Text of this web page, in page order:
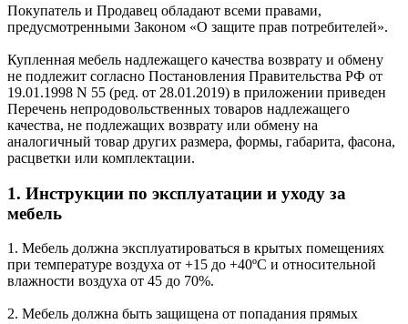
Покупатель и Продавец обладают всеми правами,
предусмотренными Законом «О защите прав потребителей».
Купленная мебель надлежащего качества возврату и обмену
не подлежит согласно Постановления Правительства РФ от
19.01.1998 N 55 (ред. от 28.01.2019) в приложении приведен
Перечень непродовольственных товаров надлежащего
качества, не подлежащих возврату или обмену на
аналогичный товар других размера, формы, габарита, фасона,
расцветки или комплектации.
1. Инструкции по эксплуатации и уходу за
мебель
1. Мебель должна эксплуатироваться в крытых помещениях
при температуре воздуха от +15 до +40ºС и относительной
влажности воздуха от 45 до 70%.
2. Мебель должна быть защищена от попадания прямых